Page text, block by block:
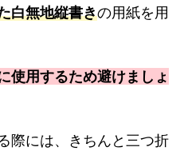
白無地縦書きの用紙を用
使用するため避けましょ
際には、きちんと三つ折